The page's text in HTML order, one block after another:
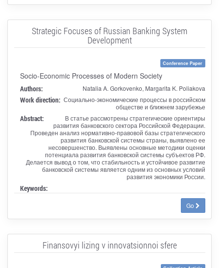
Strategic Focuses of Russian Banking System
Development
Conference Paper
Socio-Economic Processes of Modern Society
Authors: Natalia A. Gorkovenko, Margarita K. Poliakova
Work direction: Социально-экономические процессы в российском
обществе и ближнем зарубежье
Abstract:
В статье рассмотрены стратегические ориентиры
развития банковского сектора Российской Федерации.
Проведен анализ нормативно-правовой базы стратегического
развития банковской системы страны, выявлено ее
несовершенство. Выявлены основные методики оценки
потенциала развития банковской системы субъектов РФ.
Делается вывод о том, что стабильность и устойчивое развитие
банковской системы является одним из основных условий
развития экономики России.
Keywords:
Go
Finansovyi lizing v innovatsionnoi sfere